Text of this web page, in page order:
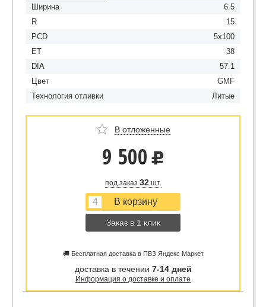
Ширина
6.5
R
15
PCD
5x100
ET
38
DIA
57.1
Цвет
GMF
Технология отливки
Литые
В отложенные
9 500 u
под заказ 32шт.
Заказ в 1 клик
🚚 Бесплатная доставка в ПВЗ Яндекс Маркет
доставка в течении 7-14 дней
Информация о доставке и оплате